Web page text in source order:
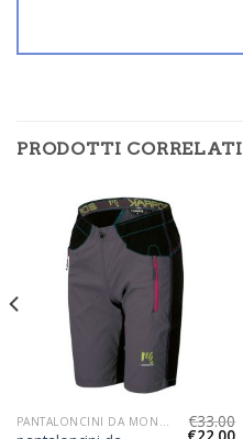
PRODOTTI CORRELATI
PANTALONCINI DA MONTAGNA DONNA €33.00